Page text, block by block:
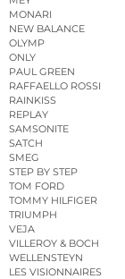
MONARI
NEW BALANCE
OLYMP
ONLY
PAUL GREEN
RAFFAELLO ROSSI
RAINKISS
REPLAY
SAMSONITE
SATCH
SMEG
STEP BY STEP
TOM FORD
TOMMY HILFIGER
TRIUMPH
VEJA
VILLEROY & BOCH
WELLENSTEYN
LES VISIONNAIRES